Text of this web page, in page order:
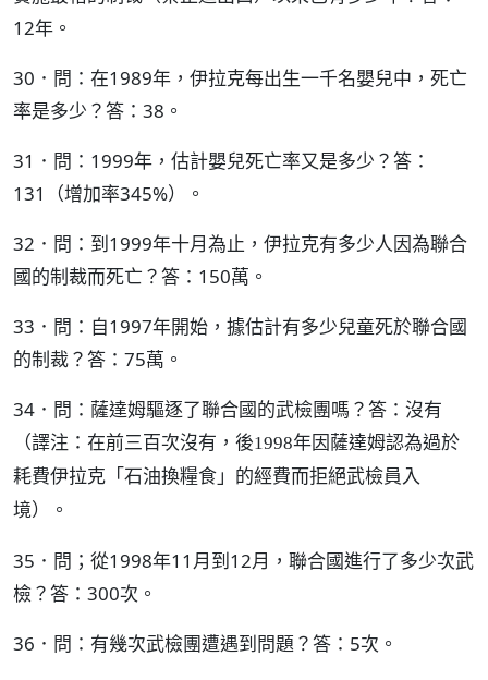
12年。
30．問：在1989年，伊拉克每出生一千名嬰兒中，死亡
率是多少？答：38。
31．問：1999年，估計嬰兒死亡率又是多少？答：
131（增加率345%）。
32．問：到1999年十月為止，伊拉克有多少人因為聯合
國的制裁而死亡？答：150萬。
33．問：自1997年開始，據估計有多少兒童死於聯合國
的制裁？答：75萬。
34．問：薩達姆驅逐了聯合國的武檢團嗎？答：沒有
（譯注：在前三百次沒有，後1998年因薩達姆認為過於
耗費伊拉克「石油換糧食」的經費而拒絕武檢員入
境）
。
35．問；從1998年11月到12月，聯合國進行了多少次武
檢？答：300次。
36．問：有幾次武檢團遭遇到問題？答：5次。